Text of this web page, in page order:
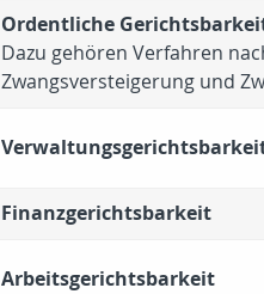
Ordentliche
Dazu gehören Verfahren
Zwangsversteigerung und
Finanzgerichtsbarkeit
Arbeitsgerichtsbarkeit